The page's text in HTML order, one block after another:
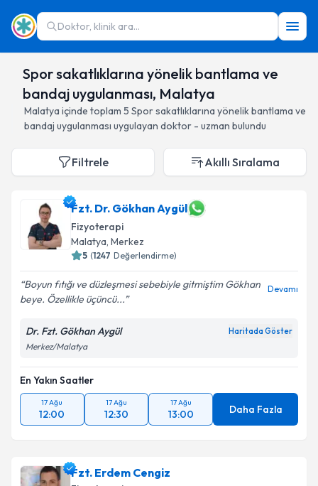
Doktor, klinik ara...
Spor sakatlıklarına yönelik bantlama ve
bandaj uygulanması, Malatya
Malatya içinde toplam 5 Spor sakatlıklarına yönelik bantlama ve
bandaj uygulanması uygulayan doktor - uzman bulundu
Filtrele Akıllı Sıralama
Fzt. Dr. Gökhan Aygül
Fizyoterapi
Malatya, Merkez
5 (1247 Değerlendirme)
Boyun fıtığı ve düzleşmesi sebebiyle gitmiştim Gökhan
beye. Özellikle üçüncü...
Devamı
Dr. Fzt. Gökhan Aygül Haritada Göster
Merkez/Malatya
En Yakın Saatler
17 Ağu
12:00
17 Ağu
12:30
17 Ağu
13:00 Daha Fazla
Fzt. Erdem Cengiz